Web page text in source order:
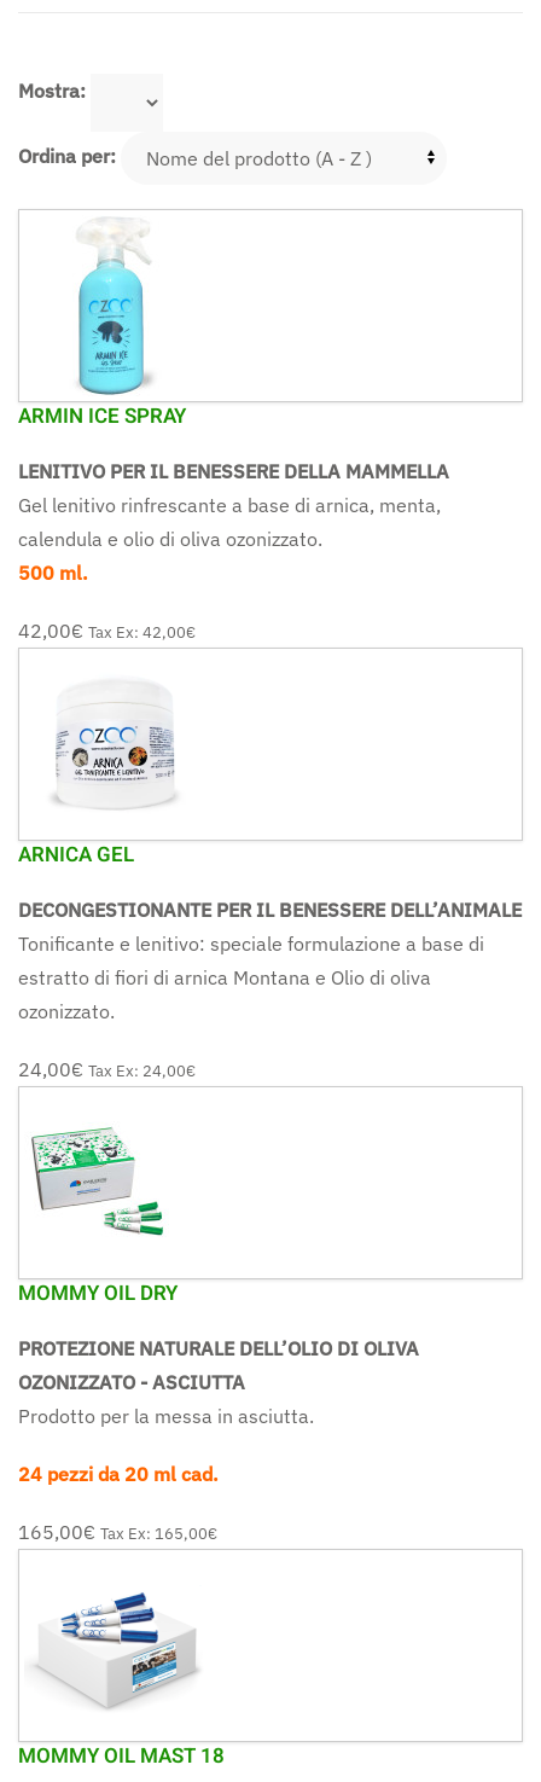
Mostra:
Ordina per:
ARMIN ICE SPRAY
LENITIVO PER IL BENESSERE DELLA MAMMELLA
Gel lenitivo rinfrescante a base di arnica, menta,
calendula e olio di oliva ozonizzato.
500 ml.
42,00‎€ Tax Ex: 42,00‎€
ARNICA GEL
DECONGESTIONANTE PER IL BENESSERE DELL’ANIMALE
Tonificante e lenitivo: speciale formulazione a base di
estratto di fiori di arnica Montana e Olio di oliva
ozonizzato.
24,00‎€ Tax Ex: 24,00‎€
MOMMY OIL DRY
PROTEZIONE NATURALE DELL’OLIO DI OLIVA
OZONIZZATO - ASCIUTTA
Prodotto per la messa in asciutta.
24 pezzi da 20 ml cad.
165,00‎€ Tax Ex: 165,00‎€
MOMMY OIL MAST 18